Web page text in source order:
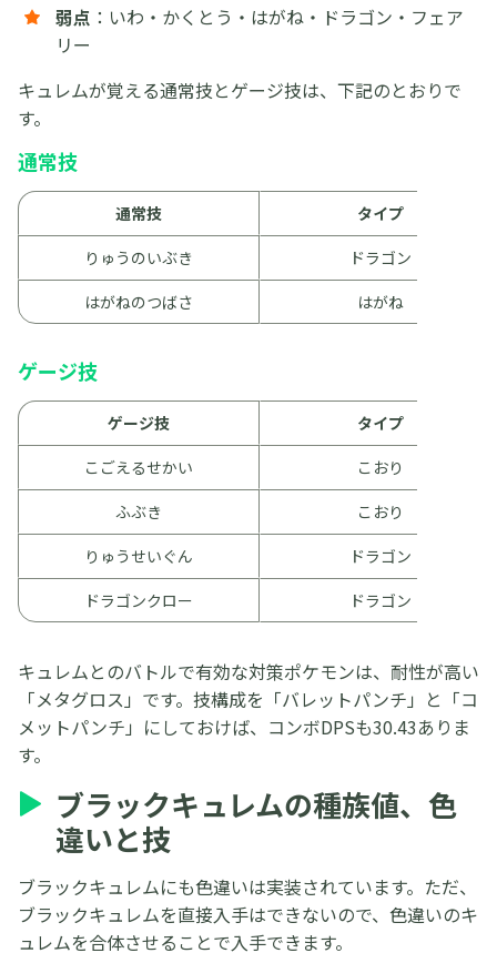
弱点 ：いわ・かくとう・はがね・ドラゴン・フェア
リー
キュレムが覚える通常技とゲージ技は、下記のとおりで
す。
通常技
通常技
タイプ
りゅうのいぶき
ドラゴン
はがねのつばさ
はがね
ゲージ技
ゲージ技
タイプ
こごえるせかい
こおり
ふぶき
こおり
りゅうせいぐん
ドラゴン
ドラゴンクロー
ドラゴン
キュレムとのバトルで有効な対策ポケモンは、耐性が高い
「メタグロス」です。技構成を「バレットパンチ」と「コ
メットパンチ」にしておけば、コンボDPSも30.43ありま
す。
ブラックキュレムの種族値、色
違いと技
ブラックキュレムにも色違いは実装されています。ただ、
ブラックキュレムを直接入手はできないので、色違いのキ
ュレムを合体させることで入手できます。